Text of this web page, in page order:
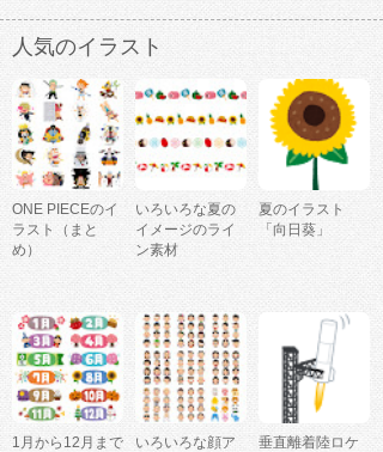
人気のイラスト
ONE PIECEのイ
ラスト（まと
め）
いろいろな夏の
イメージのライ
ン素材
夏のイラスト
「向日葵」
1月から12月まで
いろいろな顔ア
垂直離着陸ロケ